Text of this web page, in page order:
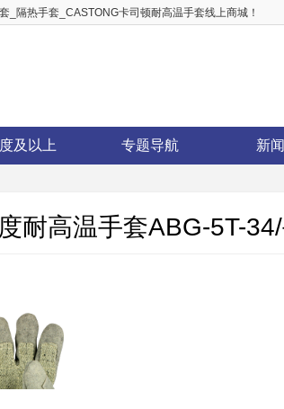
_隔热手套_CASTONG卡司顿耐高温手套线上商城！
及以上 专题导航 新
耐高温手套ABG-5T-